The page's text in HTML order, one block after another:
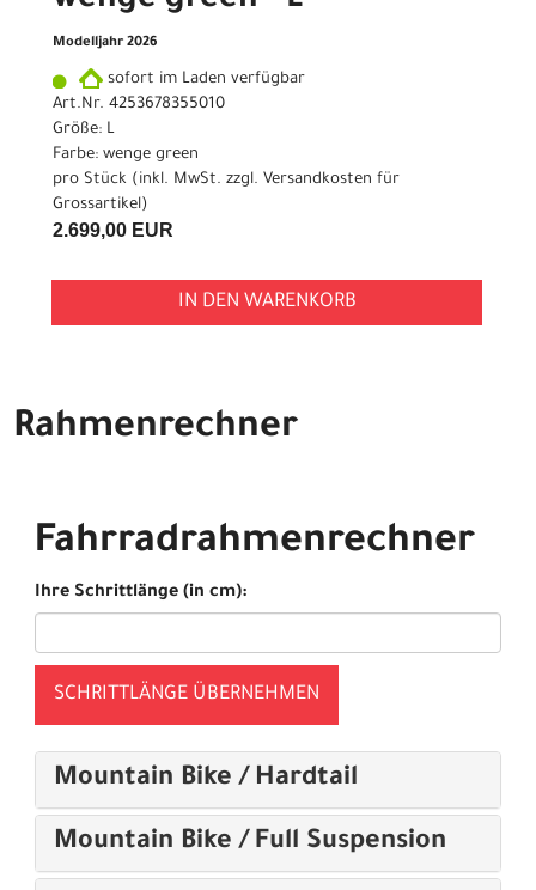
Modelljahr 2026
sofort im Laden verfügbar
Art.Nr. 4253678355010
Größe: L
Farbe: wenge green
pro Stück (inkl. MwSt. zzgl. Versandkosten für
Grossartikel)
2.699,00 EUR
IN DEN WARENKORB
Rahmenrechner
Fahrradrahmenrechner
Ihre Schrittlänge (in cm):
SCHRITTLÄNGE ÜBERNEHMEN
Mountain Bike / Hardtail
Mountain Bike / Full Suspension